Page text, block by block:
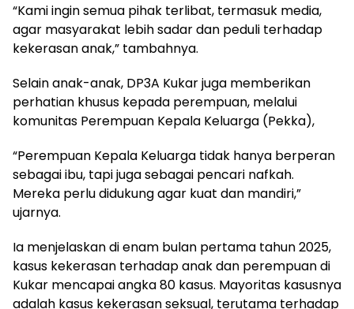
“Kami ingin semua pihak terlibat, termasuk media,
agar masyarakat lebih sadar dan peduli terhadap
kekerasan anak,” tambahnya.
Selain anak-anak, DP3A Kukar juga memberikan
perhatian khusus kepada perempuan, melalui
komunitas Perempuan Kepala Keluarga (Pekka),
“Perempuan Kepala Keluarga tidak hanya berperan
sebagai ibu, tapi juga sebagai pencari nafkah.
Mereka perlu didukung agar kuat dan mandiri,”
ujarnya.
Ia menjelaskan di enam bulan pertama tahun 2025,
kasus kekerasan terhadap anak dan perempuan di
Kukar mencapai angka 80 kasus. Mayoritas kasusnya
adalah kasus kekerasan seksual, terutama terhadap